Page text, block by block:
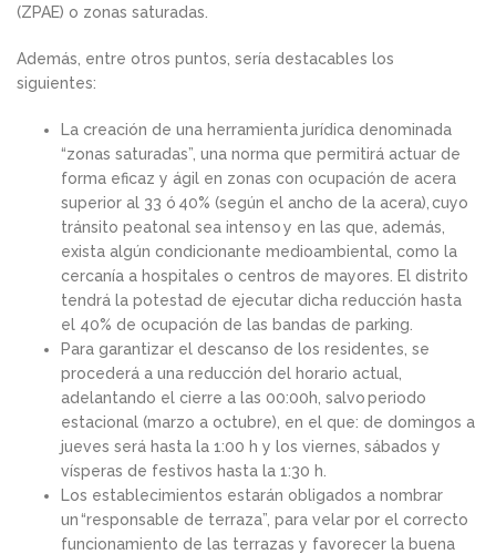
(ZPAE) o zonas saturadas.
Además, entre otros puntos, sería destacables los
siguientes:
La creación de una herramienta jurídica denominada
“zonas saturadas”, una norma que permitirá actuar de
forma eficaz y ágil en zonas con ocupación de acera
superior al 33 ó 40% (según el ancho de la acera), cuyo
tránsito peatonal sea intenso y en las que, además,
exista algún condicionante medioambiental, como la
cercanía a hospitales o centros de mayores. El distrito
tendrá la potestad de ejecutar dicha reducción hasta
el 40% de ocupación de las bandas de parking.
Para garantizar el descanso de los residentes, se
procederá a una reducción del horario actual
adelantando el cierre a las 00:00h, salvo periodo
estacional (marzo a octubre), en el que: de domingos a
jueves será hasta la 1:00 h y los viernes, sábados y
vísperas de festivos hasta la 1:30 h.
Los establecimientos estarán obligados a nombrar
un“responsable de terraza” , para velar por el correcto
funcionamiento de las terrazas y favorecer la buena